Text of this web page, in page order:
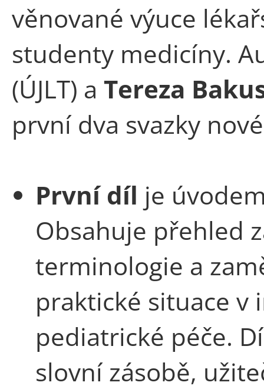
věnované výuce
studenty medicíny.
(ÚJLT) a Tereza
první dva svazky
První díl je
Obsahuje přehled
terminologie a
praktické situace v
pediatrické péče.
slovní zásobě,